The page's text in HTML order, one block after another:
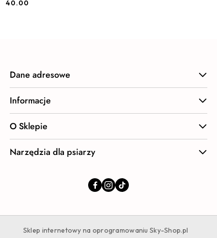
Cena:
40.00
Dane adresowe
Informacje
O Sklepie
Narzędzia dla psiarzy
Sklep internetowy na oprogramowaniu Sky-Shop.pl